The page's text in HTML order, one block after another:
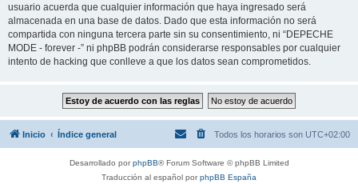
usuario acuerda que cualquier información que haya ingresado será
almacenada en una base de datos. Dado que esta información no será
compartida con ninguna tercera parte sin su consentimiento, ni “DEPECHE
MODE - forever -” ni phpBB podrán considerarse responsables por cualquier
intento de hacking que conlleve a que los datos sean comprometidos.
Inicio Índice general Todos los horarios son UTC+02:00
Desarrollado porphpBB® Forum Software © phpBB Limited
Traducción al español porphpBB España